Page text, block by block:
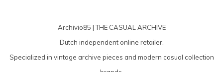
Archivio85 | THE CASUAL ARCHIVE
Dutch independent online retailer.
Specialized in vintage archive pieces and modern casual collection